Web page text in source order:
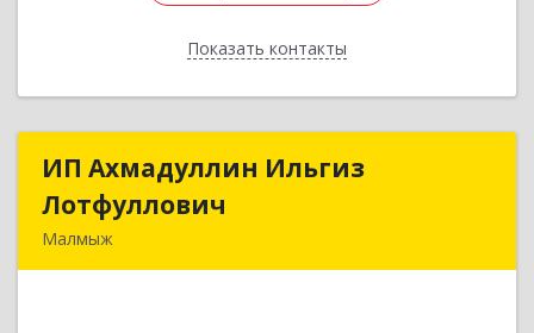
Показать контакты
Назад
ИП Ахмадуллин Ильгиз
Лотфуллович
Малмыж
ИП Ахмадуллин Ильгиз